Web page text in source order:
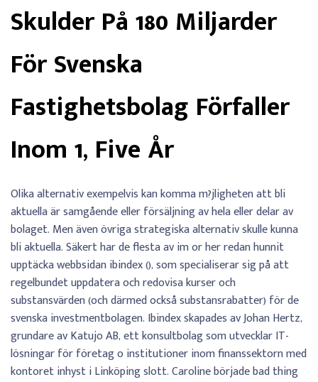
Skulder På 180 Miljarder
För Svenska
Fastighetsbolag Förfaller
Inom 1, Five År
Olika alternativ exempelvis kan komma m?jligheten att bli
aktuella är samgående eller försäljning av hela eller delar av
bolaget. Men även övriga strategiska alternativ skulle kunna
bli aktuella. Säkert har de flesta av im or her redan hunnit
upptäcka webbsidan ibindex (), som specialiserar sig på att
regelbundet uppdatera och redovisa kurser och
substansvärden (och därmed också substansrabatter) för de
svenska investmentbolagen. Ibindex skapades av Johan Hertz,
grundare av Katujo AB, ett konsultbolag som utvecklar IT-
lösningar för företag o institutioner inom finanssektorn med
kontoret inhyst i Linköping slott. Caroline började bad thing